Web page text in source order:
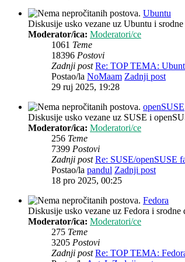
Ubuntu
Diskusije usko vezane uz Ubuntu i
Moderator/ica: Moderatori/ce
1061 Teme
18396 Postovi
Zadnji post Re: TOP TEMA:
Postao/la NoMaam Zadnji post
29 ruj 2025, 19:28
openSUSE
Diskusije usko vezane uz SUSE i
Moderator/ica: Moderatori/ce
256 Teme
7399 Postovi
Zadnji post Re: SUSE/openSUSE
Postao/la pandul Zadnji post
18 pro 2025, 00:25
Fedora
Diskusije usko vezane uz Fedora i
Moderator/ica: Moderatori/ce
275 Teme
3205 Postovi
Zadnji post Re: TOP TEMA: